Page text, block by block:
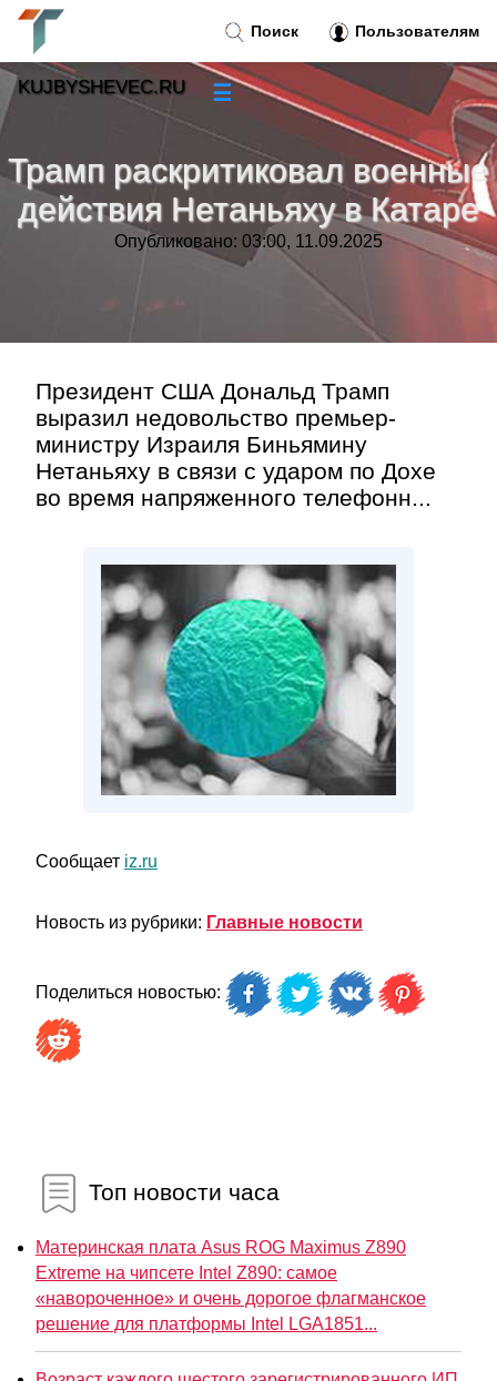
Трамп раскритиковал военные
действия Нетаньяху в Катаре
Опубликовано: 03:00, 11.09.2025
Президент США Дональд Трамп
выразил недовольство премьер-
министру Израиля Биньямину
Нетаньяху в связи с ударом по Дохе
во время напряженного телефонн...
Сообщает iz.ru
Новость из рубрики: Главные новости
Поделиться новостью:
Топ новости часа
Материнская плата Asus ROG Maximus Z890
Extreme на чипсете Intel Z890: самое
«навороченное» и очень дорогое флагманское
решение для платформы Intel LGA1851...
Поиск Пользователям
KUJBYSHEVEC.RU ☰
»
Тренды новостей »
»
Контакт »